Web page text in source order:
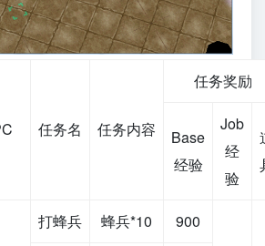
任务名 任务内容
任务奖励
Base
经验
Job
经
验
打蜂兵 蜂兵*10 900